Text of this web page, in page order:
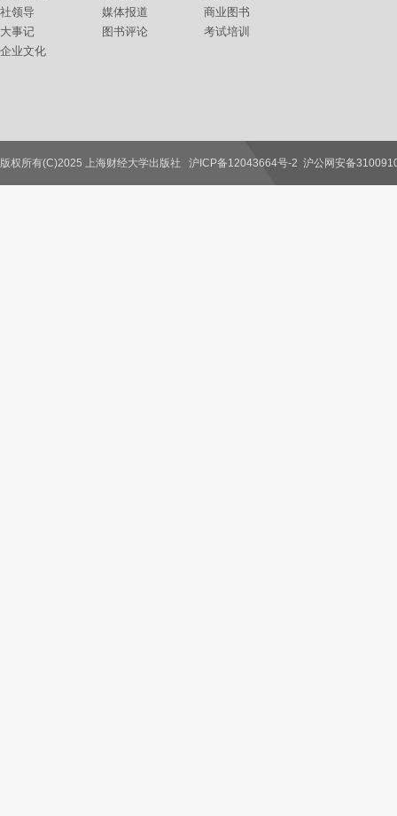
社领导
大事记
企业文化
媒体报道
图书评论
商业图书
考试培训
联系我们
版权所有(C)2025 上海财经大学出版社 沪ICP备12043664号-2 沪公网安备